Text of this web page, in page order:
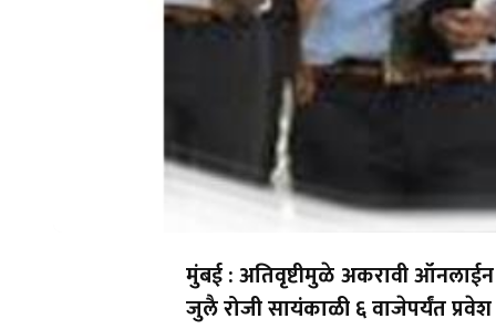
मुंबई : अतिवृष्टीमुळे अकरावी ऑनलाईन
जुलै रोजी सायंकाळी ६ वाजेपर्यंत